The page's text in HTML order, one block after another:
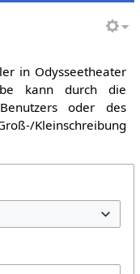
in Odysseetheater
kann durch die
oder des
Kleinschreibung